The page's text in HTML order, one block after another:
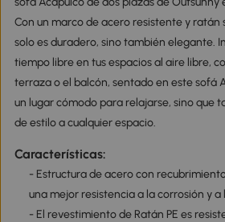
Con un marco de acero resistente y ratán
solo es duradero, sino también elegante.
tiempo libre en tus espacios al aire libre,
terraza o el balcón, sentado en este sofá
un lugar cómodo para relajarse, sino que
de estilo a cualquier espacio.
Características:
- Estructura de acero con
una mejor resistencia a la corrosión y
- El revestimiento de Ratán PE es